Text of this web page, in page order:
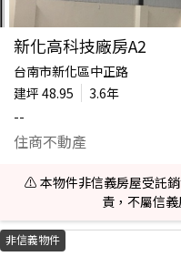
新化高科技廠房A2
台南市新化區中正路
建坪 48.95
3.6年
--
住商不動產
⚠️ 本物件非信義房屋受託
責，不屬信
非信義物件